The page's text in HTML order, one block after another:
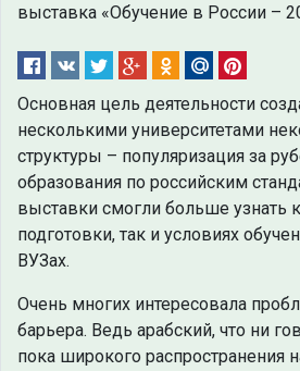
выставка «Обучение в России –
Основная цель деятельности
несколькими университетами
структуры – популяризация за
образования по российским
выставки смогли больше узнать
подготовки, так и условиях
ВУЗах.
Очень многих интересовала
барьера. Ведь арабский, что ни
пока широкого распространения